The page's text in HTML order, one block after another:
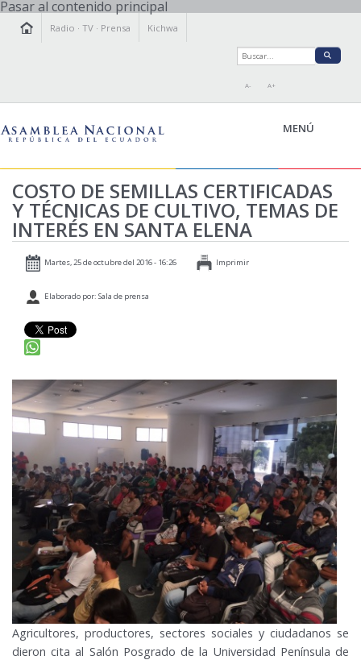
Pasar al contenido principal
Radio ·TV · Prensa Kichwa
A- A+
MENÚ
LA ASAMBLEA
LEGISLAMOS
FISCALIZAMOS
PRENSA
PARTICIPACIÓN
RELACIONES INTERNACIONALES
AGENDA
COSTO DE SEMILLAS CERTIFICADAS
Y TÉCNICAS DE CULTIVO, TEMAS DE
INTERÉS EN SANTA ELENA
Martes, 25 de octubre del 2016 - 16:26 Imprimir
Elaborado por: Sala de prensa
Agricultores, productores, sectores sociales y ciudadanos se
dieron cita al Salón Posgrado de la Universidad Península de